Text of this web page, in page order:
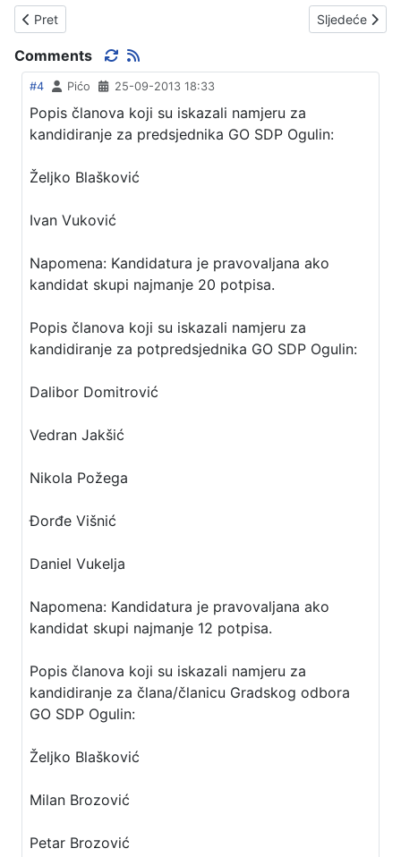
Prethodni članak: KRULE PIŠE A NJIMA SE, OPROSTITE, JEBE.
Pret Sljedeći
Sljedeće
Comments
#4 Pićo 25-09-2013 18:33
Popis članova koji su iskazali namjeru za
kandidiranje za predsjednika GO SDP Ogulin:
Željko Blašković
Ivan Vuković
Napomena: Kandidatura je pravovaljana ako
kandidat skupi najmanje 20 potpisa.
Popis članova koji su iskazali namjeru za
kandidiranje za potpredsjednika GO SDP Ogulin:
Dalibor Domitrović
Vedran Jakšić
Nikola Požega
Đorđe Višnić
Daniel Vukelja
Napomena: Kandidatura je pravovaljana ako
kandidat skupi najmanje 12 potpisa.
Popis članova koji su iskazali namjeru za
kandidiranje za člana/članicu Gradskog odbora
GO SDP Ogulin:
Željko Blašković
Milan Brozović
Petar Brozović